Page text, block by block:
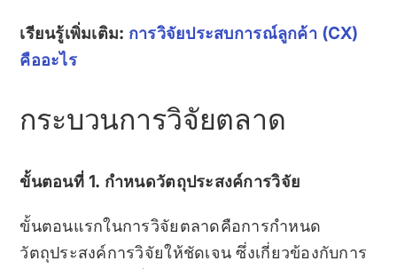
เรียนรู้เพิ่มเติม: การวิจัยประสบการณ์ลูกค้า (CX)
คืออะไร
กระบวนการวิจัยตลาด
ขั้นตอนที่ 1. กำหนดวัตถุประสงค์การวิจัย
ขั้นตอนแรกในการวิจัยตลาดคือการกำหนด
วัตถุประสงค์การวิจัยให้ชัดเจน ซึ่งเกี่ยวข้องกับการ